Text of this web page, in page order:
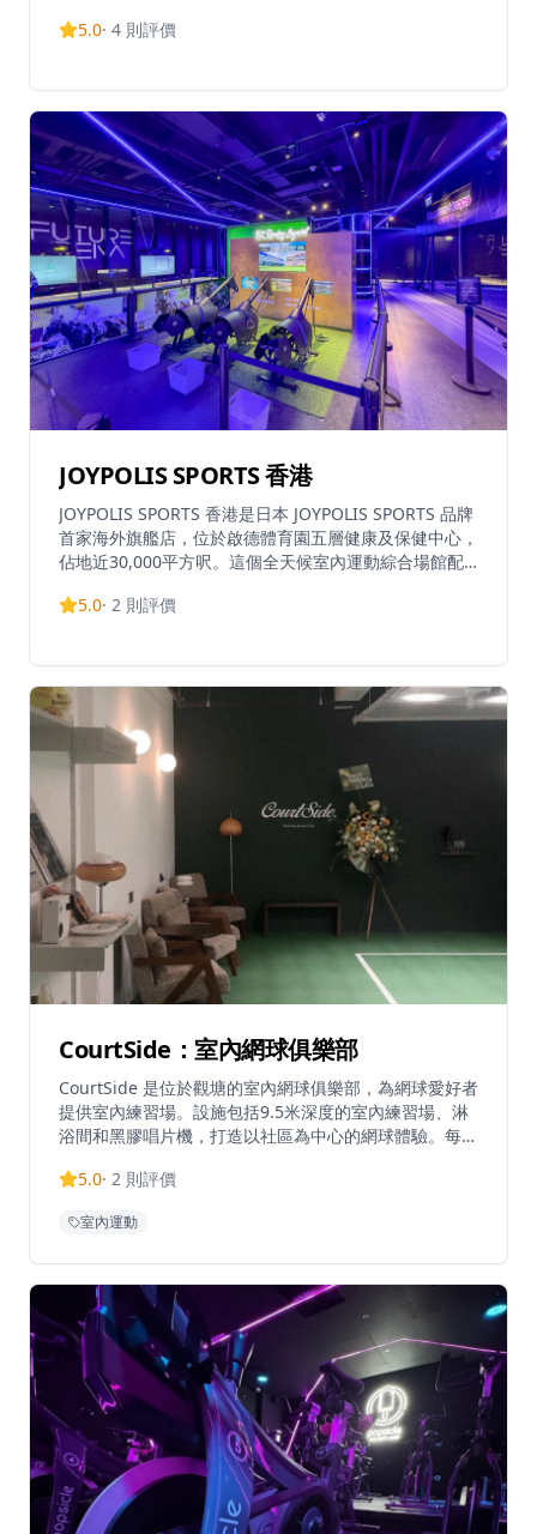
按分鐘付費。入場費為港幣20元，包括一對溜冰鞋，30
享有最大靈活性。場地毗鄰九龍站，距離柯士甸港鐵站步
行距離內，交通便利。這個緊湊而受歡迎的溜冰場提供全
天候室內滑冰體驗，適合所有年齡和技術水平的訪客，無
論是家庭出遊、朋友聚會或休閒活動都非常適合。
5.0· 4 則評價
JOYPOLIS SPORTS 香港
JOYPOLIS SPORTS 香港是日本 JOYPOLIS SPORTS 品牌
首家海外旗艦店，位於啟德體育園五層健康及保健中心，
佔地近30,000平方呎。這個全天候室內運動綜合場館配
的「運動娛樂」體驗，結合運動與樂趣。場館設有三個主
為世嘉首個 SONIC 主題競技活動，充滿活力與刺激。設
施還包括位於4樓的餓虎藏龍餐廳酒吧、售票處和紀念品
店。適合所有年齡和健身水平的訪客，無論是家庭、朋友
聚會或約會，都能享受各種互動運動體驗。門票須提前預
訂，全日提供多個時段。指定體驗需穿著防滑襪，可於現
場購買，售價港幣30元。3歲或以下兒童免費入場，12歲
或以下兒童須由18歲或以上成人陪同。
5.0· 2 則評價
CourtSide：室內網球俱樂部
CourtSide 是位於觀塘的室內網球俱樂部，為網球愛好者
提供室內練習場。設施包括9.5米深度的室內練習場、淋
浴間和黑膠唱片機，打造以社區為中心的網球體驗。每節
至晚上10時開放。俱樂部提供多種套餐，包括6節、10節
9折優惠、參與會員專屬活動，以及在營業時間內使用會
對、法國網球公開賽直播觀賞和微醺派對等，建立充滿活
力的網球愛好者社群。設施提供運動後放鬆的配套。
5.0· 2 則評價
室內運動